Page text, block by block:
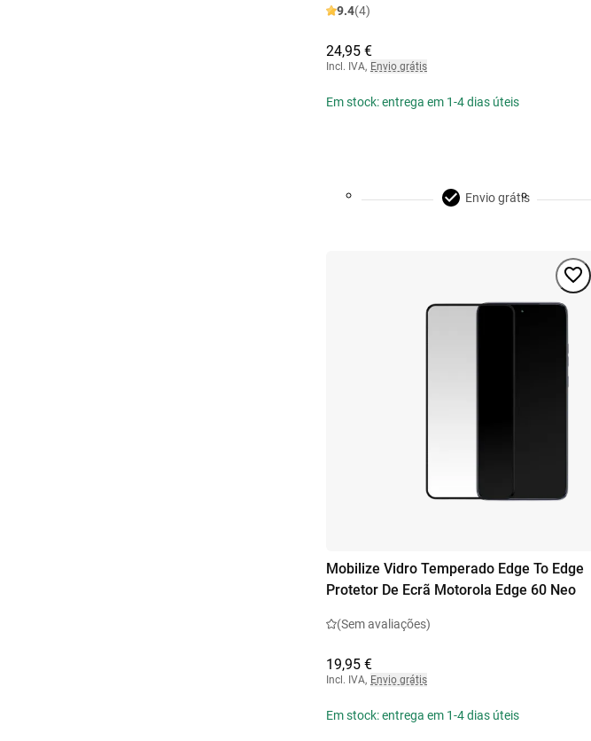
9.4(4)
24,95 €
Incl. IVA, Envio grátis
Em stock: entrega em 1-4 dias úteis
Envio grátis
Mobilize Vidro Temperado Edge To Edge
Protetor De Ecrã Motorola Edge 60 Neo
(Sem avaliações)
19,95 €
Incl. IVA, Envio grátis
Em stock: entrega em 1-4 dias úteis